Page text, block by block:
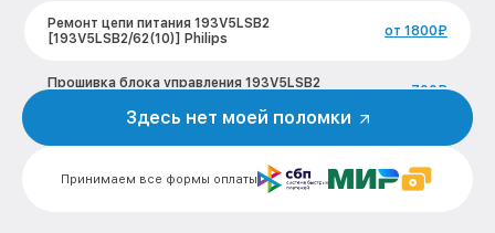
Ремонт цепи питания 193V5LSB2
[193V5LSB2/62(10)] Philips
от 1800₽
Прошивка блока управления 193V5LSB2
от 700₽
Замена лампы подсветки 193V5LSB2
от 1400₽
Принимаем все формы оплаты
Здесь нет моей поломки